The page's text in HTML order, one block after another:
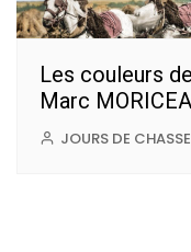
Les couleurs
Marc
JOURS DE CHASSE